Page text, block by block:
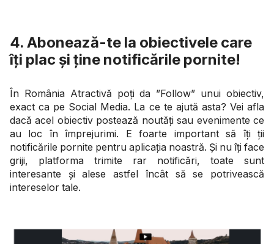
4. Abonează-te la obiectivele care
îți plac și ține notificările pornite!
În România Atractivă poți da ”Follow” unui obiectiv,
exact ca pe Social Media. La ce te ajută asta? Vei afla
dacă acel obiectiv postează noutăți sau evenimente ce
au loc în împrejurimi. E foarte important să îți ții
notificările pornite pentru aplicația noastră. Și nu îți face
griji, platforma trimite rar notificări, toate sunt
interesante și alese astfel încât să se potrivească
intereselor tale.